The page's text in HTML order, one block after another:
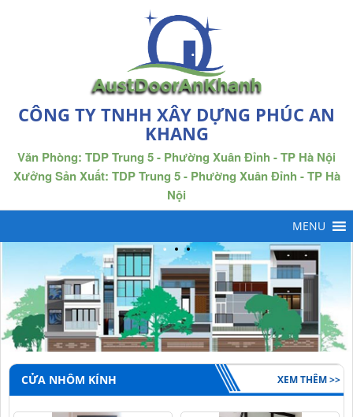
CÔNG TY TNHH XÂY DỰNG PHÚC AN
KHANG
Văn Phòng: TDP Trung 5 - Phường Xuân Đỉnh - TP Hà Nội
Xưởng Sản Xuất: TDP Trung 5 - Phường Xuân Đỉnh - TP Hà
Nội
CỬA NHÔM KÍNH XEM THÊM >>